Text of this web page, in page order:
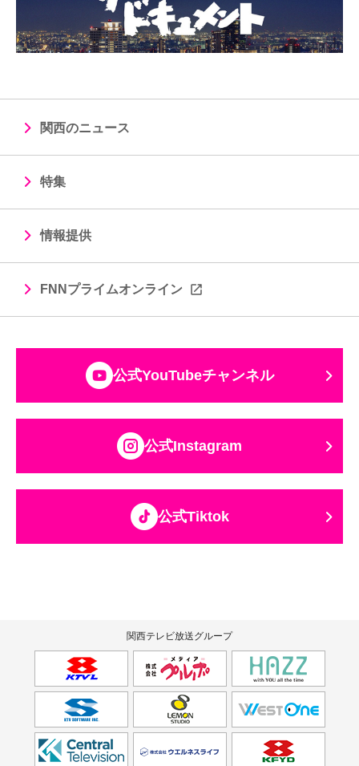
関西のニュース
特集
情報提供
FNNプライムオンライン
公式YouTubeチャンネル
公式Instagram
公式Tiktok
関西テレビ放送グループ